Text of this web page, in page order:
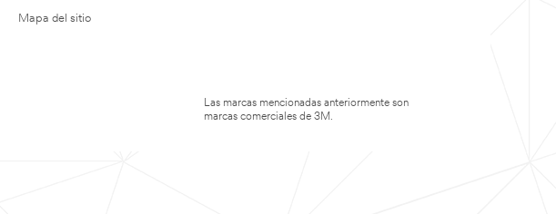
Mapa del sitio
Las marcas mencionadas anteriormente son
marcas comerciales de 3M.